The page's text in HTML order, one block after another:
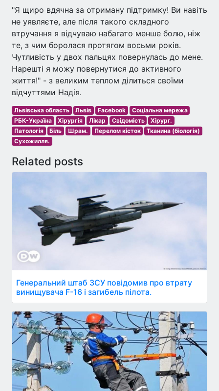
"Я щиро вдячна за отриману підтримку! Ви навіть
не уявляєте, але після такого складного
втручання я відчуваю набагато менше болю, ніж
те, з чим боролася протягом восьми років.
Чутливість у двох пальцях повернулась до мене.
Нарешті я можу повернутися до активного
життя!" - з великим теплом ділиться своїми
відчуттями Надія.
Львівська область Львів Facebook
Соціальна мережа
РБК-Україна
Хірургія Лікар Свідомість
Хірург.
Патологія
Біль Шрам. Перелом кісток
Тканина (біологія)
Сухожилля.
Related posts
Генеральний штаб ЗСУ повідомив про втрату
винищувача F-16 і загибель пілота.